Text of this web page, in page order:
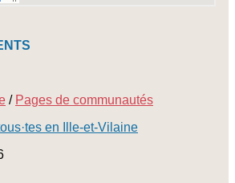
/ Pages de communautés
en Ille-et-Vilaine